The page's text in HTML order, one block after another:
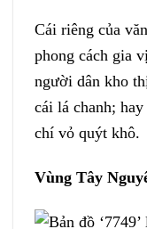
Cái riêng của
phong cách gia
người dân kho
cái lá chanh;
chí vỏ quýt khô.
Vùng Tây